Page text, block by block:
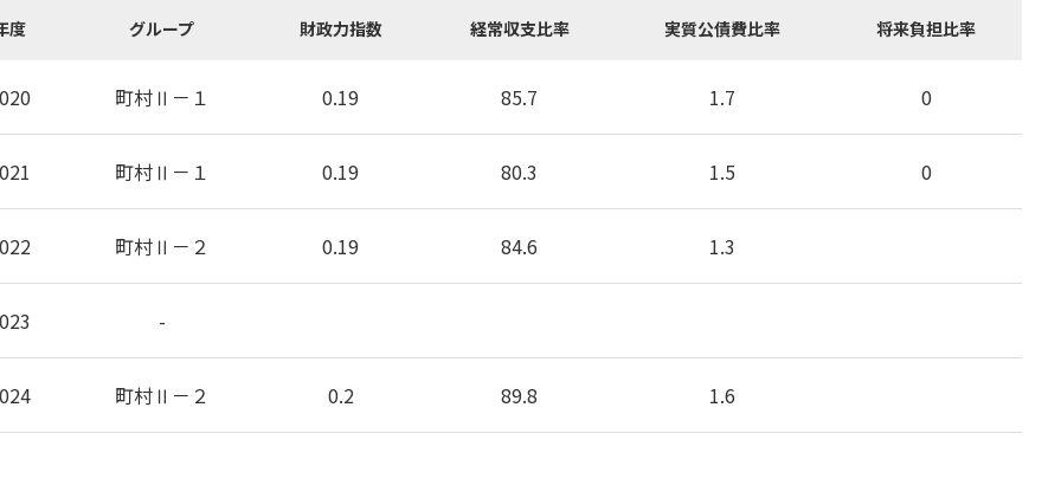
度 グループ 財政力指数 経常収支比率 実質公債費比率 将来負担比率
町村Ⅱ－１ 0.19 85.7 1.7 0
町村Ⅱ－１ 0.19 80.3 1.5 0
町村Ⅱ－２ 0.19 84.6 1.3
-
町村Ⅱ－２ 0.2 89.8 1.6